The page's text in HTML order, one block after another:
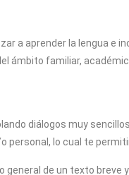
a aprender la lengua e
ámbito familiar,
diálogos muy
personal, lo cual te
general de un texto breve